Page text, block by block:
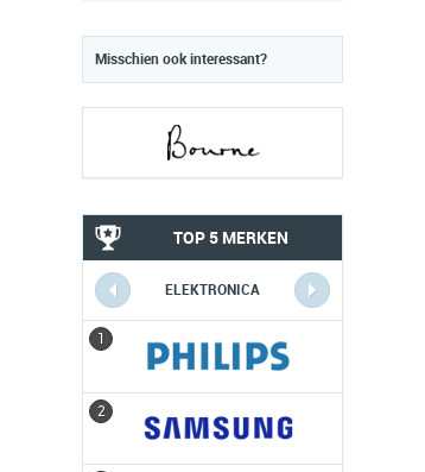
Misschien ook interessant?
TOP 5 MERKEN
ELEKTRONICA
1
2